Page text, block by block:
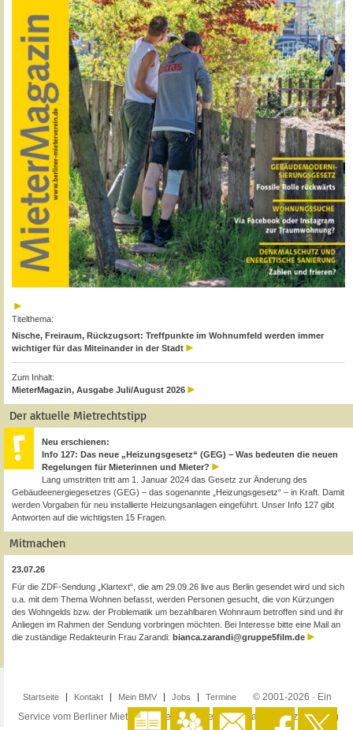
Titelthema:
Nische, Freiraum, Rückzugsort: Treffpunkte im Wohnumfeld werden immer
wichtiger für das Miteinander in der Stadt
Zum Inhalt:
MieterMagazin, Ausgabe Juli/August 2026
Der aktuelle Mietrechtstipp
Neu erschienen:
Info 127: Das neue „Heizungsgesetz“ (GEG) – Was bedeuten die neuen
Regelungen für Mieterinnen und Mieter?
Lang umstritten tritt am 1. Januar 2024 das Gesetz zur Änderung des
Gebäudeenergiegesetzes (GEG) – das sogenannte „Heizungsgesetz“ – in Kraft. Damit
werden Vorgaben für neu installierte Heizungsanlagen eingeführt. Unser Info 127 gibt
Antworten auf die wichtigsten 15 Fragen.
Mitmachen
23.07.26
Für die ZDF-Sendung „Klartext“, die am 29.09.26 live aus Berlin gesendet wird und sich
u.a. mit dem Thema Wohnen befasst, werden Personen gesucht, die von Kürzungen
des Wohngelds bzw. der Problematik um bezahlbaren Wohnraum betroffen sind und ihr
Anliegen im Rahmen der Sendung vorbringen möchten. Bei Interesse bitte eine Mail an
die zuständige Redakteurin Frau Zarandi: bianca.zarandi@gruppe5film.de
Startseite Kontakt Mein BMV Jobs Termine
© 2001-2026 · Ein
Service vom Berliner Mieterverein e.V. ·Impressum·Datenschutzerklärung